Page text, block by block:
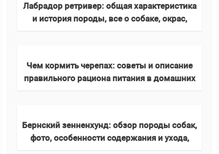
Лабрадор ретривер: общая характеристика
и история породы, все о собаке, окрас,
Чем кормить черепах: советы и описание
правильного рациона питания в домашних
Бернский зенненхунд: обзор породы собак,
фото, особенности содержания и ухода,